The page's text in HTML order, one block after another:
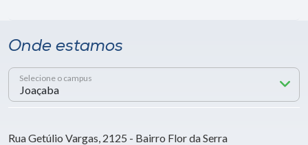
Onde estamos
Selecione o campus
Rua Getúlio Vargas, 2125 - Bairro Flor da Serra